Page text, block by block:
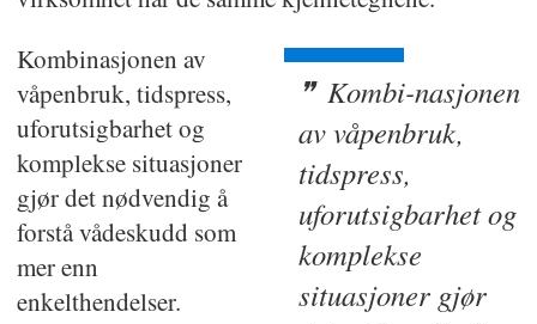
Kombi-nasjonen
av våpenbruk,
tidspress,
uforutsigbarhet og
komplekse
situasjoner gjør
Kombinasjonen av
våpenbruk, tidspress,
uforutsigbarhet og
komplekse situasjoner
gjør det nødvendig å
forstå vådeskudd som
mer enn
enkelthendelser.